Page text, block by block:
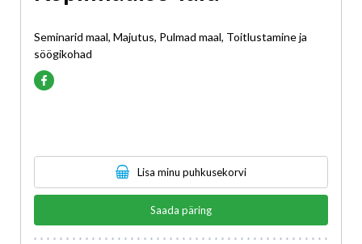
Seminarid maal, Majutus, Pulmad maal, Toitlustamine ja
söögikohad
Lisa minu puhkusekorvi
Saada päring